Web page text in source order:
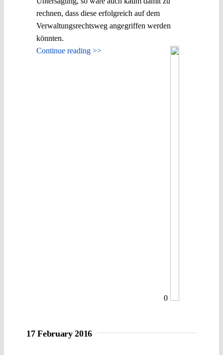
rechnen, dass diese erfolgreich auf dem
Verwaltungsrechtsweg angegriffen werden
könnten.
Continue reading >>
0
17 February 2016